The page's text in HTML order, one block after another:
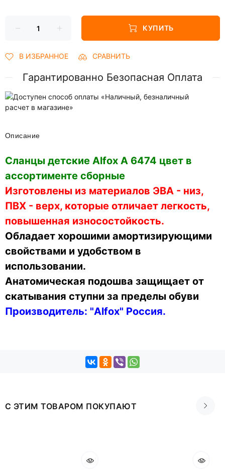
КУПИТЬ
В ИЗБРАННОЕ СРАВНИТЬ
Гарантированно Безопасная Оплата
Описание
Сланцы детские Alfox A 6474 цвет в
ассортименте сборные
Изготовлены из материалов ЭВА - низ,
ПВХ - верх, которые отличает легкость,
повышенная износостойкость.
Обладает хорошими амортизирующими
свойствами и удобством в
использовании.
Анатомическая подошва защищает от
скатывания ступни за пределы обуви
Производитель: "Alfox" Россия.
С ЭТИМ ТОВАРОМ ПОКУПАЮТ